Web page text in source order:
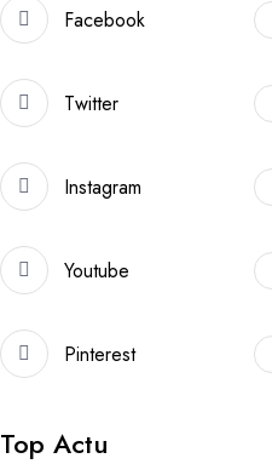
Facebook
Twitter
Instagram
Youtube
Pinterest
Top Actu